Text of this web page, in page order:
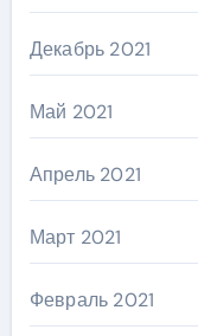
Декабрь 2021
Май 2021
Апрель 2021
Март 2021
Февраль 2021